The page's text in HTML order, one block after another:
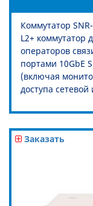
Коммутатор
L2+ коммутатор
операторов
портами 10GbE
(включая
доступа
Заказать